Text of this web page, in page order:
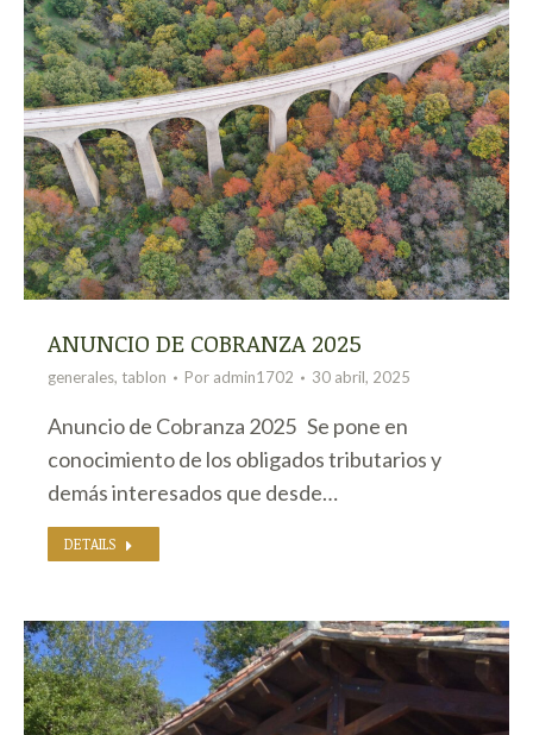
ANUNCIO DE COBRANZA 2025
generales, tablon Por admin1702 30 abril, 2025
Anuncio de Cobranza 2025 Se pone en
conocimiento de los obligados tributarios y
demás interesados que desde…
DETAILS